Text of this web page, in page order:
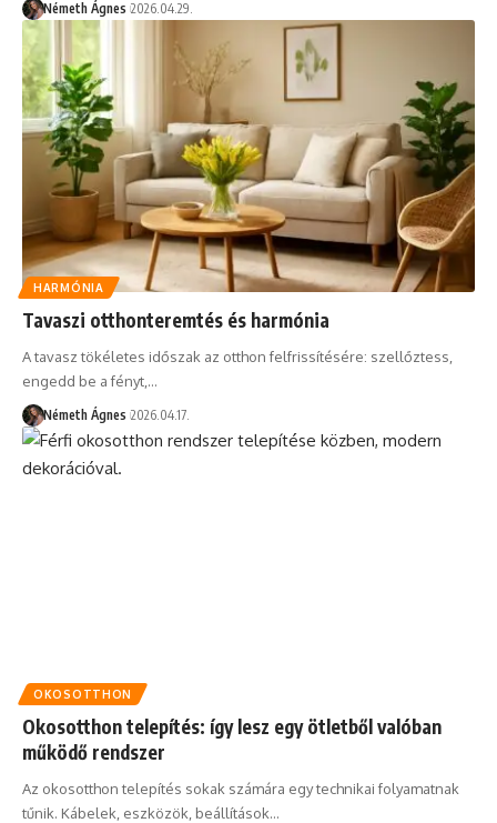
Németh Ágnes 2026.04.29.
HARMÓNIA
Tavaszi otthonteremtés és harmónia
A tavasz tökéletes időszak az otthon felfrissítésére: szellőztess,
engedd be a fényt,…
Németh Ágnes 2026.04.17.
OKOSOTTHON
Okosotthon telepítés: így lesz egy ötletből valóban
működő rendszer
Az okosotthon telepítés sokak számára egy technikai folyamatnak
tűnik. Kábelek, eszközök, beállítások…